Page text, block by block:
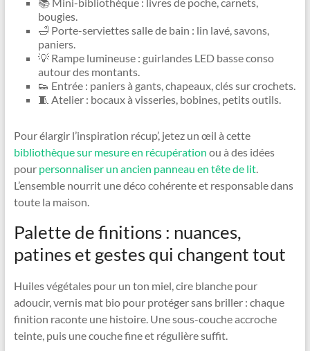
bougies.
🛁 Porte-serviettes salle de bain : lin lavé, savons,
paniers.
💡 Rampe lumineuse : guirlandes LED basse conso
autour des montants.
👟 Entrée : paniers à gants, chapeaux, clés sur crochets.
🧵 Atelier : bocaux à visseries, bobines, petits outils.
Pour élargir l’inspiration récup’, jetez un œil à cette
bibliothèque sur mesure en récupération ou à des idées
pour personnaliser un ancien panneau en tête de lit.
L’ensemble nourrit une déco cohérente et responsable dans
toute la maison.
Palette de finitions : nuances,
patines et gestes qui changent tout
Huiles végétales pour un ton miel, cire blanche pour
adoucir, vernis mat bio pour protéger sans briller : chaque
finition raconte une histoire. Une sous-couche accroche
teinte, puis une couche fine et régulière suffit.